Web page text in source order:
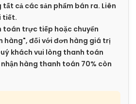
tất cả các sản phẩm bán ra. Liên
tiết.
toán trực tiếp hoặc chuyển
hàng", đối với đơn hàng giá trị
khách vui lòng thanh toán
hàng thanh toán 70% còn